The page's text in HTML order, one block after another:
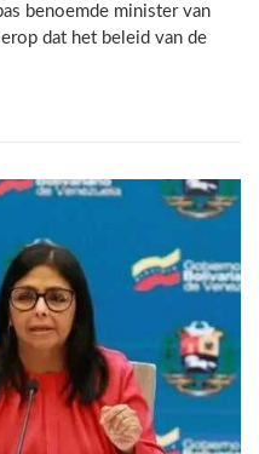
benoemde minister van
dat het beleid van de